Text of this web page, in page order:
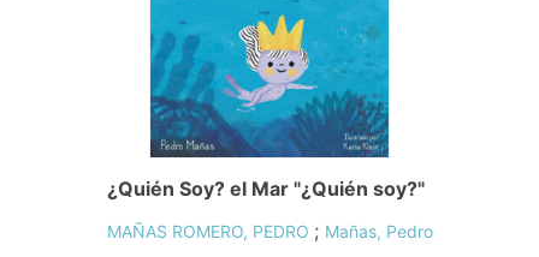
¿Quién Soy? el Mar "¿Quién soy?"
MAÑAS ROMERO, PEDRO ; Mañas, Pedro